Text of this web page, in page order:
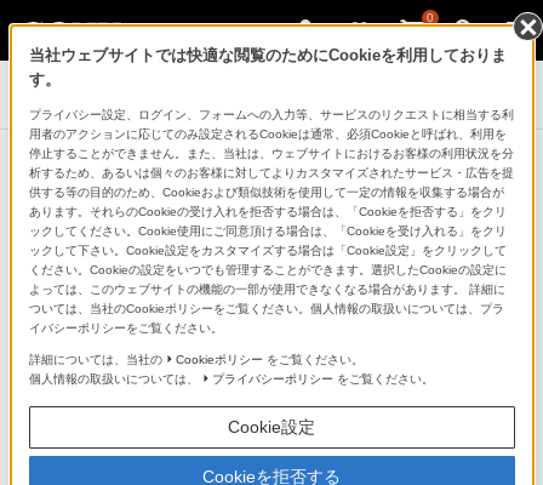
0
デジタル一眼カメラ α（アルファ）
お知らせ お知らせ一覧に戻る
2024年3月1日
ソニーマーケティング株式会社
「PlayMemories Online」サービス終了の
当社ウェブサイトでは快適な閲覧のためにCookieを利用しておりま
す。
プライバシー設定、ログイン、フォームへの入力等、サービスのリクエストに相当する利
用者のアクションに応じてのみ設定されるCookieは通常、必須Cookieと呼ばれ、利用を
停止することができません。また、当社は、ウェブサイトにおけるお客様の利用状況を分
析するため、あるいは個々のお客様に対してよりカスタマイズされたサービス・広告を提
供する等の目的のため、Cookieおよび類似技術を使用して一定の情報を収集する場合が
あります。それらのCookieの受け入れを拒否する場合は、「Cookieを拒否する」をクリ
ックしてください。Cookie使用にご同意頂ける場合は、「Cookieを受け入れる」をクリ
ックして下さい。Cookie設定をカスタマイズする場合は「Cookie設定」をクリックして
ください。Cookieの設定をいつでも管理することができます。選択したCookieの設定に
よっては、このウェブサイトの機能の一部が使用できなくなる場合があります。 詳細に
ついては、当社のCookieポリシーをご覧ください。個人情報の取扱いについては、プラ
イバシーポリシーをご覧ください。
詳細については、当社の Cookieポリシー をご覧ください。
個人情報の取扱いについては、
プライバシーポリシー をご覧ください。
Cookie設定
Cookieを拒否する